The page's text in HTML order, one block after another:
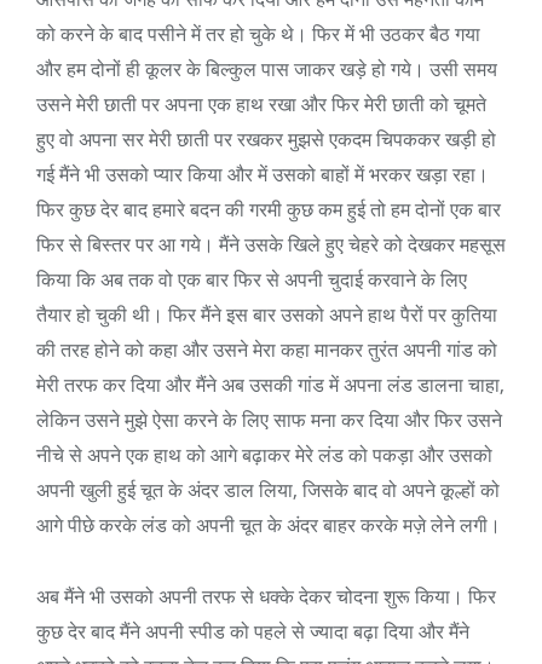
को करने के बाद पसीने में तर हो चुके थे। फिर में भी उठकर बैठ गया
और हम दोनों ही कूलर के बिल्कुल पास जाकर खड़े हो गये। उसी समय
उसने मेरी छाती पर अपना एक हाथ रखा और फिर मेरी छाती को चूमते
हुए वो अपना सर मेरी छाती पर रखकर मुझसे एकदम चिपककर खड़ी हो
गई मैंने भी उसको प्यार किया और में उसको बाहों में भरकर खड़ा रहा।
फिर कुछ देर बाद हमारे बदन की गरमी कुछ कम हुई तो हम दोनों एक बार
फिर से बिस्तर पर आ गये। मैंने उसके खिले हुए चेहरे को देखकर महसूस
किया कि अब तक वो एक बार फिर से अपनी चुदाई करवाने के लिए
तैयार हो चुकी थी। फिर मैंने इस बार उसको अपने हाथ पैरों पर कुतिया
की तरह होने को कहा और उसने मेरा कहा मानकर तुरंत अपनी गांड को
मेरी तरफ कर दिया और मैंने अब उसकी गांड में अपना लंड डालना चाहा,
लेकिन उसने मुझे ऐसा करने के लिए साफ मना कर दिया और फिर उसने
नीचे से अपने एक हाथ को आगे बढ़ाकर मेरे लंड को पकड़ा और उसको
अपनी खुली हुई चूत के अंदर डाल लिया, जिसके बाद वो अपने कूल्हों को
आगे पीछे करके लंड को अपनी चूत के अंदर बाहर करके मज़े लेने लगी।
अब मैंने भी उसको अपनी तरफ से धक्के देकर चोदना शुरू किया। फिर
कुछ देर बाद मैंने अपनी स्पीड को पहले से ज्यादा बढ़ा दिया और मैंने